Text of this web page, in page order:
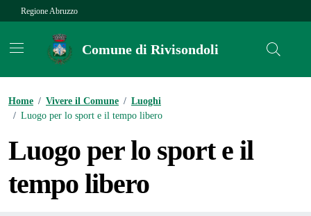
Vai ai contenuti
Vai al footer
Regione Abruzzo
Comune di Rivisondoli
Home / Vivere il Comune / Luoghi
/ Luogo per lo sport e il tempo libero
Luogo per lo sport e il
tempo libero